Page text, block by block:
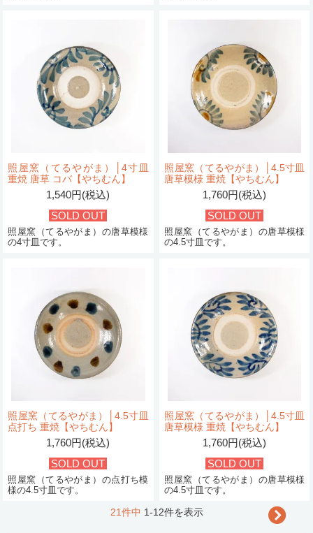
照屋窯（てるやがま）│4寸皿
重焼 唐草 コバ【やちむん】
1,540円(税込)
SOLD OUT
照屋窯（てるやがま）の唐草模様
の4寸皿です。
照屋窯（てるやがま）│4.5寸皿
唐草模様 重焼【やちむん】
1,760円(税込)
SOLD OUT
照屋窯（てるやがま）の唐草模様
の4.5寸皿です。
照屋窯（てるやがま）│4.5寸皿
点打ち 重焼【やちむん】
1,760円(税込)
SOLD OUT
照屋窯（てるやがま）の点打ち模
様の4.5寸皿です。
照屋窯（てるやがま）│4.5寸皿
唐草模様 重焼【やちむん】
1,760円(税込)
SOLD OUT
照屋窯（てるやがま）の唐草模様
の4.5寸皿です。
21件中 1-12件を表示